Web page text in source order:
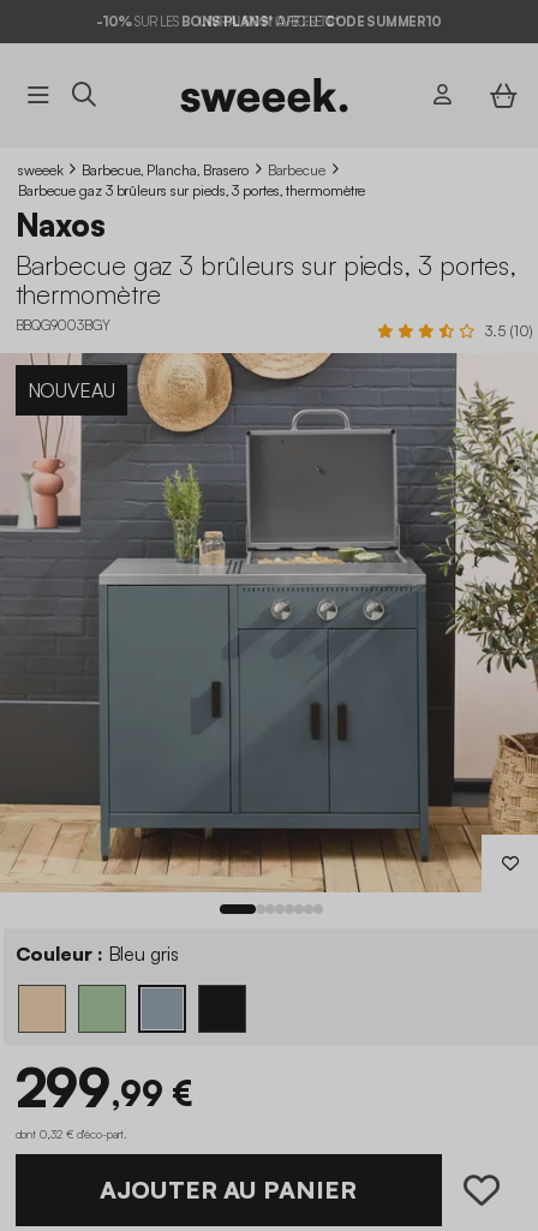
-10%SUR LES BONS PLANS*AVEC LECODE SUMMER10
sweeek Barbecue, Plancha, Brasero
Barbecue
Barbecue gaz 3 brûleurs sur pieds, 3 portes, thermomètre
Naxos
Barbecue gaz 3 brûleurs sur pieds, 3 portes,
thermomètre
BBQG9003BGY 3.5 (10)
NOUVEAU
Couleur : Bleu gris
299,99 €
dont 0,32 € d'éco-part
AJOUTER AU PANIER